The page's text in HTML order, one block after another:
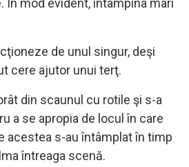
de unul singur, deşi
cere ajutor unui terţ.
din scaunul cu rotile şi s-a
a se apropia de locul în care
acestea s-au întâmplat în timp
întreaga scenă.